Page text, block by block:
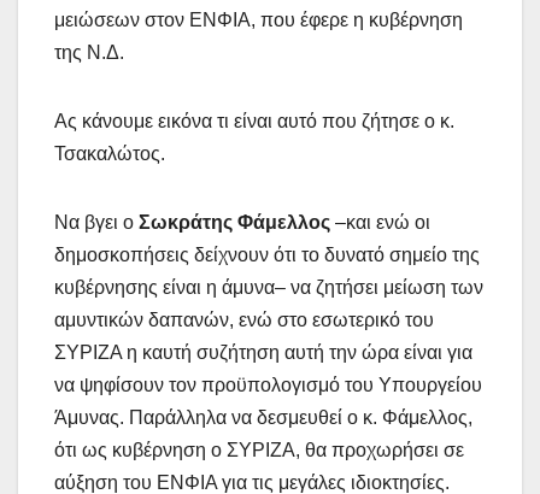
μειώσεων στον ΕΝΦΙΑ, που έφερε η κυβέρνηση
της Ν.Δ.
Ας κάνουμε εικόνα τι είναι αυτό που ζήτησε ο κ.
Τσακαλώτος.
Να βγει ο Σωκράτης Φάμελλος –και ενώ οι
δημοσκοπήσεις δείχνουν ότι το δυνατό σημείο της
κυβέρνησης είναι η άμυνα– να ζητήσει μείωση των
αμυντικών δαπανών, ενώ στο εσωτερικό του
ΣΥΡΙΖΑ η καυτή συζήτηση αυτή την ώρα είναι για
να ψηφίσουν τον προϋπολογισμό του Υπουργείου
Άμυνας. Παράλληλα να δεσμευθεί ο κ. Φάμελλος,
ότι ως κυβέρνηση ο ΣΥΡΙΖΑ, θα προχωρήσει σε
αύξηση του ΕΝΦΙΑ για τις μεγάλες ιδιοκτησίες.